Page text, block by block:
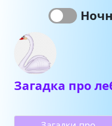
Загадка про